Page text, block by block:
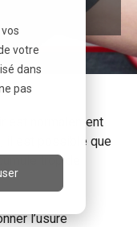
votre
dans
pas
est normalement
il est possible que
trop de
l’usure